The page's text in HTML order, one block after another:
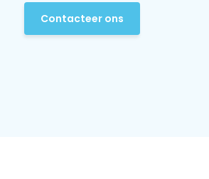
Contacteer ons